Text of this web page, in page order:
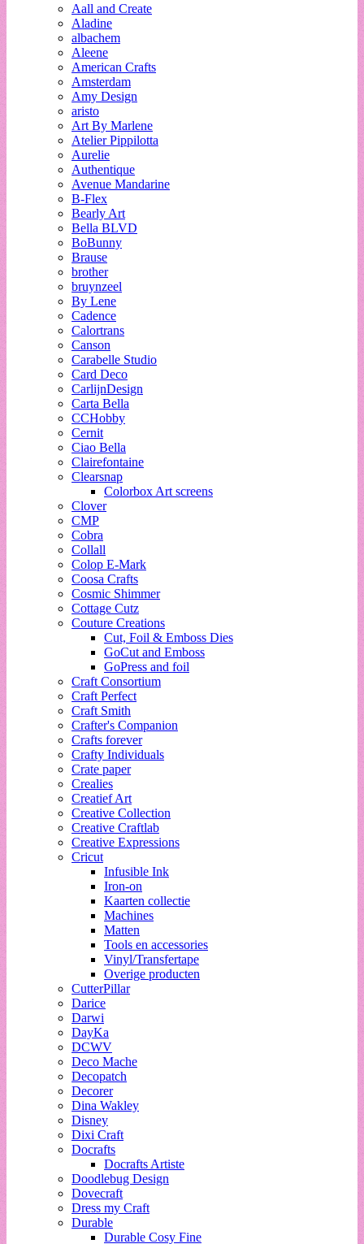
Aall and Create
Aladine
albachem
Aleene
American Crafts
Amsterdam
Amy Design
aristo
Art By Marlene
Atelier Pippilotta
Aurelie
Authentique
Avenue Mandarine
B-Flex
Bearly Art
Bella BLVD
BoBunny
Brause
brother
bruynzeel
By Lene
Cadence
Calortrans
Canson
Carabelle Studio
Card Deco
CarlijnDesign
Carta Bella
CCHobby
Cernit
Ciao Bella
Clairefontaine
Clearsnap
Colorbox Art screens
Clover
CMP
Cobra
Collall
Colop E-Mark
Coosa Crafts
Cosmic Shimmer
Cottage Cutz
Couture Creations
Cut, Foil & Emboss Dies
GoCut and Emboss
GoPress and foil
Craft Consortium
Craft Perfect
Craft Smith
Crafter's Companion
Crafts forever
Crafty Individuals
Crate paper
Crealies
Creatief Art
Creative Collection
Creative Craftlab
Creative Expressions
Cricut
Infusible Ink
Iron-on
Kaarten collectie
Machines
Matten
Tools en accessories
Vinyl/Transfertape
Overige producten
CutterPillar
Darice
Darwi
DayKa
DCWV
Deco Mache
Decopatch
Decorer
Dina Wakley
Disney
Dixi Craft
Docrafts
Docrafts Artiste
Doodlebug Design
Dovecraft
Dress my Craft
Durable
Durable Cosy Fine